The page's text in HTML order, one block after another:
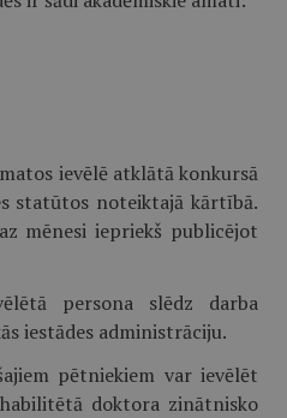
ievēlē atklātā konkursā
statūtos noteiktajā kārtībā.
mēnesi iepriekš publicējot
persona slēdz darba
iestādes administrāciju.
pētniekiem var ievēlēt
doktora zinātnisko